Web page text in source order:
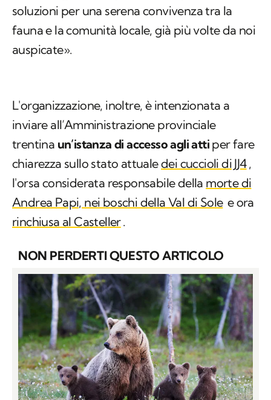
soluzioni per una serena convivenza tra la
fauna e la comunità locale, già più volte da noi
auspicate».
L'organizzazione, inoltre, è intenzionata a
inviare all’Amministrazione provinciale
trentina un’istanza di accesso agli atti per fare
chiarezza sullo stato attualedei cuccioli di JJ4,
l'orsa considerata responsabile della morte di
Andrea Papi, nei boschi della Val di Sole e ora
rinchiusa al Casteller.
NON PERDERTI QUESTO ARTICOLO